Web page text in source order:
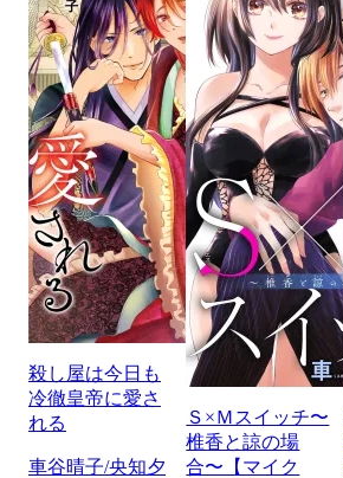
殺し屋は今日も
冷徹皇帝に愛さ
れる
車谷晴子/央知夕
Ｓ×Ｍスイッチ〜
椎香と諒の場
合〜【マイク